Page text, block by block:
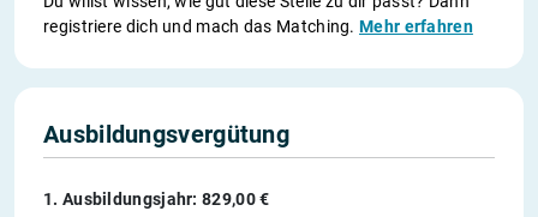
registriere dich und mach das Matching.Mehr erfahren
Ausbildungsvergütung
1. Ausbildungsjahr: 829,00 €